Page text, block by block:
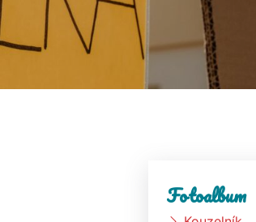
Fotoalbum